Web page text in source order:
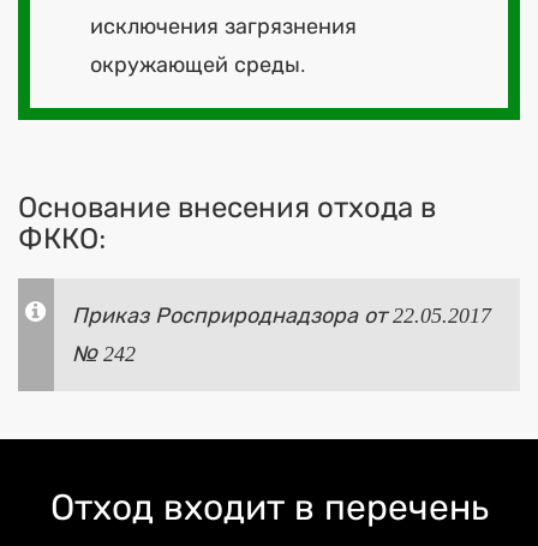
исключения загрязнения
окружающей среды.
Основание внесения отхода в
ФККО:
Приказ Росприроднадзора от 22.05.2017
№ 242
Отход входит в перечень